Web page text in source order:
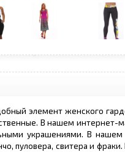
элемент женского
В нашем
украшениями. В
пуловера, свитера и